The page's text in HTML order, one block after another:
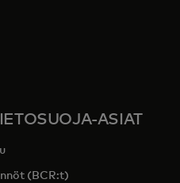
tab
ASIAT
(BCR:t)